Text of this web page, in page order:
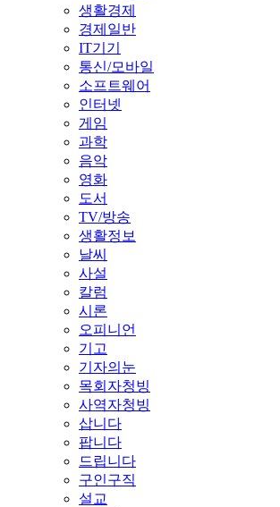
생활경제
경제일반
IT기기
통신/모바일
소프트웨어
인터넷
게임
과학
음악
영화
도서
TV/방송
생활정보
날씨
사설
칼럼
시론
오피니언
기고
기자의눈
목회자청빙
사역자청빙
삽니다
팝니다
드립니다
구인구직
설교